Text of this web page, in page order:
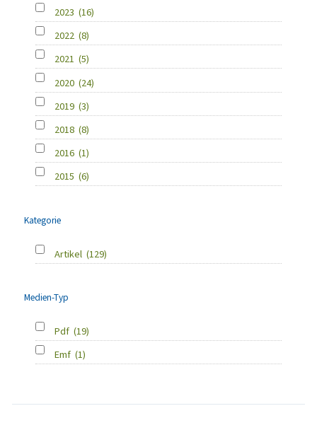
2023 (16)
2022 (8)
2021 (5)
2020 (24)
2019 (3)
2018 (8)
2016 (1)
2015 (6)
Kategorie
Artikel (129)
Medien-Typ
Pdf (19)
Emf (1)